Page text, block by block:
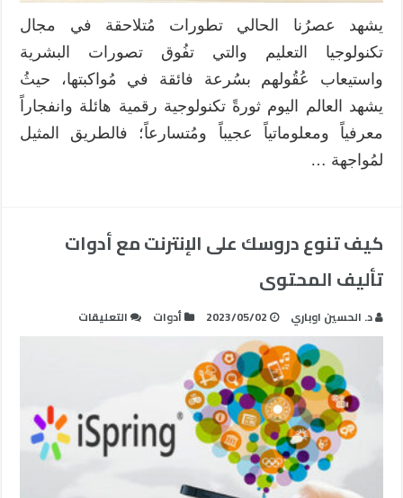
يشهد عصرُنا الحالي تطورات مُتلاحقة في مجال
تكنولوجيا التعليم والتي تفُوق تصورات البشرية
واستيعاب عُقُولهم بسُرعة فائقة في مُواكبتها، حيثُ
يشهد العالم اليوم ثورةً تكنولوجية رقمية هائلة وانفجاراً
معرفياً ومعلوماتياً عجيباً ومُتسارعاً؛ فالطريق المثيل
لمُواجهة …
كيف تنوع دروسك على الإنترنت مع أدوات
تأليف المحتوى
د. الحسين اوباري 2023/05/02 أدوات التعليقات
الإنترنت
مع
أدوات